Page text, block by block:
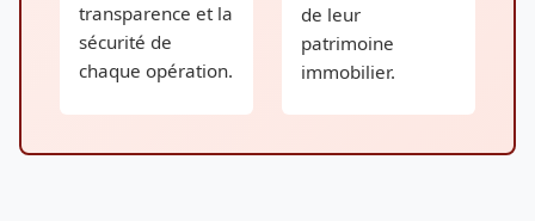
transparence et la
sécurité de
chaque opération.
de leur
patrimoine
immobilier.